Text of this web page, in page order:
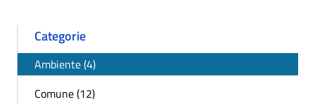
Categorie
Ambiente (4)
Comune (12)